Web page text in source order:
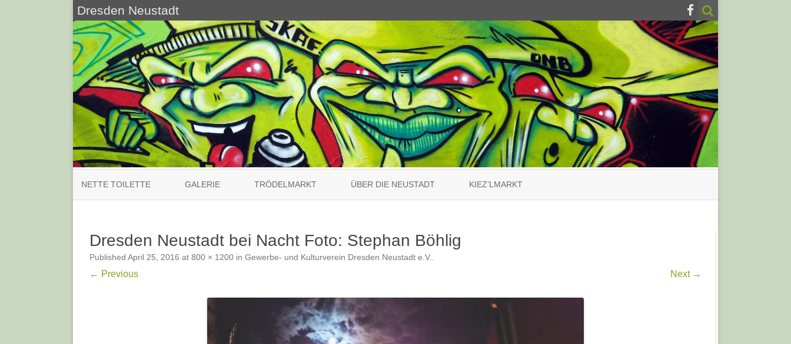
Dresden Neustadt
to
NETTE TOILETTE GALERIE TRÖDELMARKT ÜBER DIE NEUSTADT KIEZ’LMARKT
Dresden Neustadt bei Nacht Foto: Stephan Böhlig
Published April 25, 2016 at 800 × 1200 in Gewerbe- und Kulturverein Dresden Neustadt e.V..
← Previous Next →